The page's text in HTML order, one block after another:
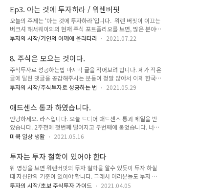
자재나 채권의 가격이 하락하면 주가가 상승하기 때문에 서로 상
호 보완적인 투자 방법인 것입니다. 그리고 ..
야기 해보려 합니다. 부자가 될 수 있는 기회 그 기회는 인생이
몇번 오지 않는다고 합니다. 그 기회를 잡지 못하면 평생 오지 않
을 기회일 것입니다. 그런데 그러한 기회를 알아보지 못하고 놓
친다면 그보다 더 후회되고 안타까운 일을 없을 것입니다. 하지
만 우리가 알아야 할것은 기회는 늘 열려 있다는 것입니다. 단지
리기 때문에 기회가 없다고 생각하는 것입니다. 부자가 되기 위
해서는 이러한 기회를 알아보는..
Ep3. 아는 것에 투자하라 / 워렌버핏
오늘의 주제는 ‘아는 것에 투자하라’입니다. 워렌 버핏이 이끄는
버크셔 해서웨이의의 현재 주식 포트폴리오를 보면, 많은 분야별
주식을 다양하게 가지고 있지 않다는 것을 알 수 있습니다. 구체
주를 발견할 것이고 식품회사 즉 소비재와 통신주에 대한 대규모
투자를 발견 할 수 있습니다. 유독 버핏은 지금 시장을 이끌고 있
는 기술주에는 투자를 안합니다. 그 이유는 그는 기술주들을 이
해하지 못하기 때문입니다. 그가 이래적으로 투자하는 오직 한기
업은 바로 애플입니다. 애플은 워렌버핏이 투자하는 두 범주에
술주라고 생각하기보다 소비재 회사에 더 가깝다고 생각하기 때
문입니다. 사람들이 한번 ..
투자의 시작/거인의 어깨에 올라타라 2021.07.22
8. 주식은 모으는 것이다.
주식투자로 성공하는법 마지막 글을 적어보려 합니다. 제가 적은
글에 달린 댓글을 공감해주시는 분들이 정말 많아서 이제 한국도
금융문맹에서 많이 벗어나고 있음을 느끼게 됩니다. 반면에 많은
다. 주식을 처음 시작할때 어떤 출발로 하였냐에 따라서 다른것
같습니다. 주식 투자는 분명 우리가 부자가 될 수 있는 가장 쉬운
방법 중 하나입니다. 주식 투자는 내가 좋아하고 잘 알고 가치있
는 기업을 찾아서 돈이 많든 적든 매달 꾸준히 투자 하시고 장기
적으로 가지고 가면 되는 것이 주식투자입니다. 단 ‘어느 기업과
장 큰 과제이죠. 기업은 여러분이 잘 아시는 우량 기업에 투자하
시면 되고 싸게 하는..
투자의 시작/주식투자로 성공하는 법 2021.05.29
애드센스 통과 하였습니다.
안녕하세요. 라스입니다. 오늘 드디어 애드센스 통과 메일을 받
았습니다. 2주전에 첫번째 떨어지고 두번째에 붙었습니다. 너무
감격스럽네요. 첫번째 떨어졌을때 좌절이었는데 조마조마한 심
여러분과 함께 할께요. 감사합니다.
미쿡 일상 생활 2021.05.16
투자는 투자 철학이 있어야 한다
위 영상을 보면 워렌버핏의 투자 철학을 알수 있듯이 투자 하실
때 자신만의 기준이 있어야 합니다. 그래서 여러분들도 투자 철
학을 가져야 합니다. ​ 저는 투자 할때 원칙이 있습니다. ​ 첫번째.
투자의 시작/초보 주식투자 가이드 2021.04.05